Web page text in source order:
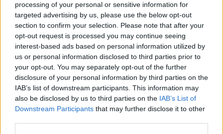
processing of your personal or sensitive information for
targeted advertising by us, please use the below opt-out
section to confirm your selection. Please note that after your
opt-out request is processed you may continue seeing
interest-based ads based on personal information utilized by
us or personal information disclosed to third parties prior to
your opt-out. You may separately opt-out of the further
disclosure of your personal information by third parties on the
IAB’s list of downstream participants. This information may
also be disclosed by us to third parties on the IAB’s List of
Downstream Participants that may further disclose it to other
Η Toyota φέρνει νέα γενιά
μπαταριών για τα υβριδικά της
Σε κινεζική… πολιορκία η
ευρωπαϊκή
αυτοκινητοβιομηχανία
Νέο Audi A2 e-tron με στόχο την κορυφή της αποδοτικότητας
Παναθηναϊκό: «Μια πεντάδα
που σπέρνει τον φόβο στην
στη Δανία για το 2/2 στο
Ευρωμπάσκετ (live stream)